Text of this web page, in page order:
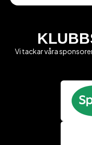
Vi tackar våra